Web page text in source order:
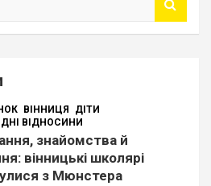
ВІННИЦЯ
ДІТИ
ВІДНОСИНИ
знайомства й
вінницькі школярі
з Мюнстера